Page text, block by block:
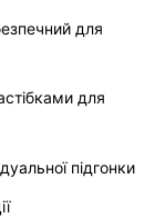
для
для
підгонки